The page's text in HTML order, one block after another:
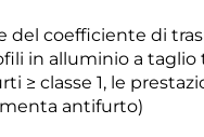
del coefficiente di
in alluminio a taglio
≥ classe 1, le
antifurto)